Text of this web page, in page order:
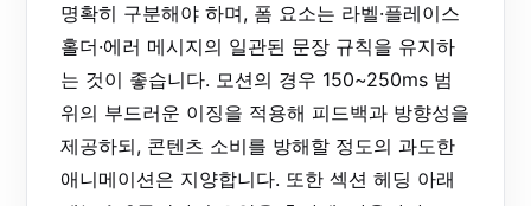
명확히 구분해야 하며, 폼 요소는 라벨·플레이스
홀더·에러 메시지의 일관된 문장 규칙을 유지하
는 것이 좋습니다. 모션의 경우 150~250ms 범
위의 부드러운 이징을 적용해 피드백과 방향성을
제공하되, 콘텐츠 소비를 방해할 정도의 과도한
애니메이션은 지양합니다. 또한 섹션 헤딩 아래